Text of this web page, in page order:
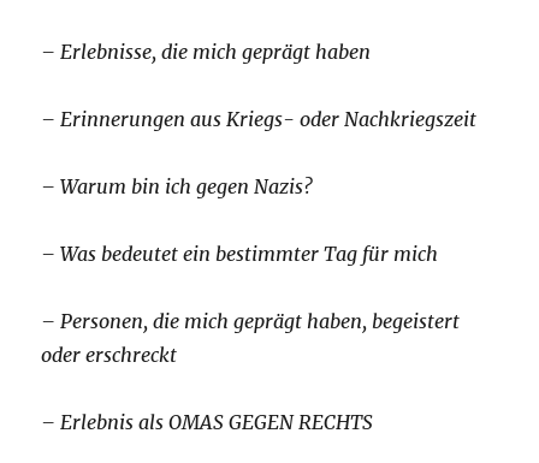
– Erlebnisse, die mich geprägt haben
– Erinnerungen aus Kriegs- oder Nachkriegszeit
– Warum bin ich gegen Nazis?
– Was bedeutet ein bestimmter Tag für mich
– Personen, die mich geprägt haben, begeistert
oder erschreckt
– Erlebnis als OMAS GEGEN RECHTS